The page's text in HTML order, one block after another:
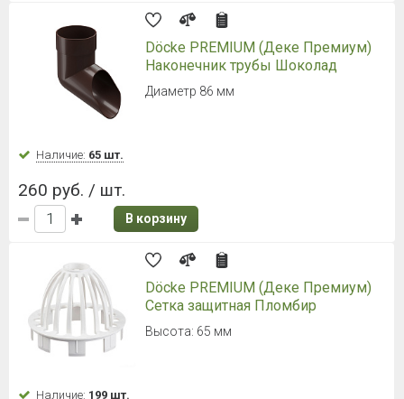
Döcke PREMIUM (Деке Премиум)
Наконечник трубы Шоколад
Диаметр 86 мм
Наличие: 65 шт.
260 руб. / шт.
В корзину
Döcke PREMIUM (Деке Премиум)
Сетка защитная Пломбир
Высота: 65 мм
Наличие: 199 шт.